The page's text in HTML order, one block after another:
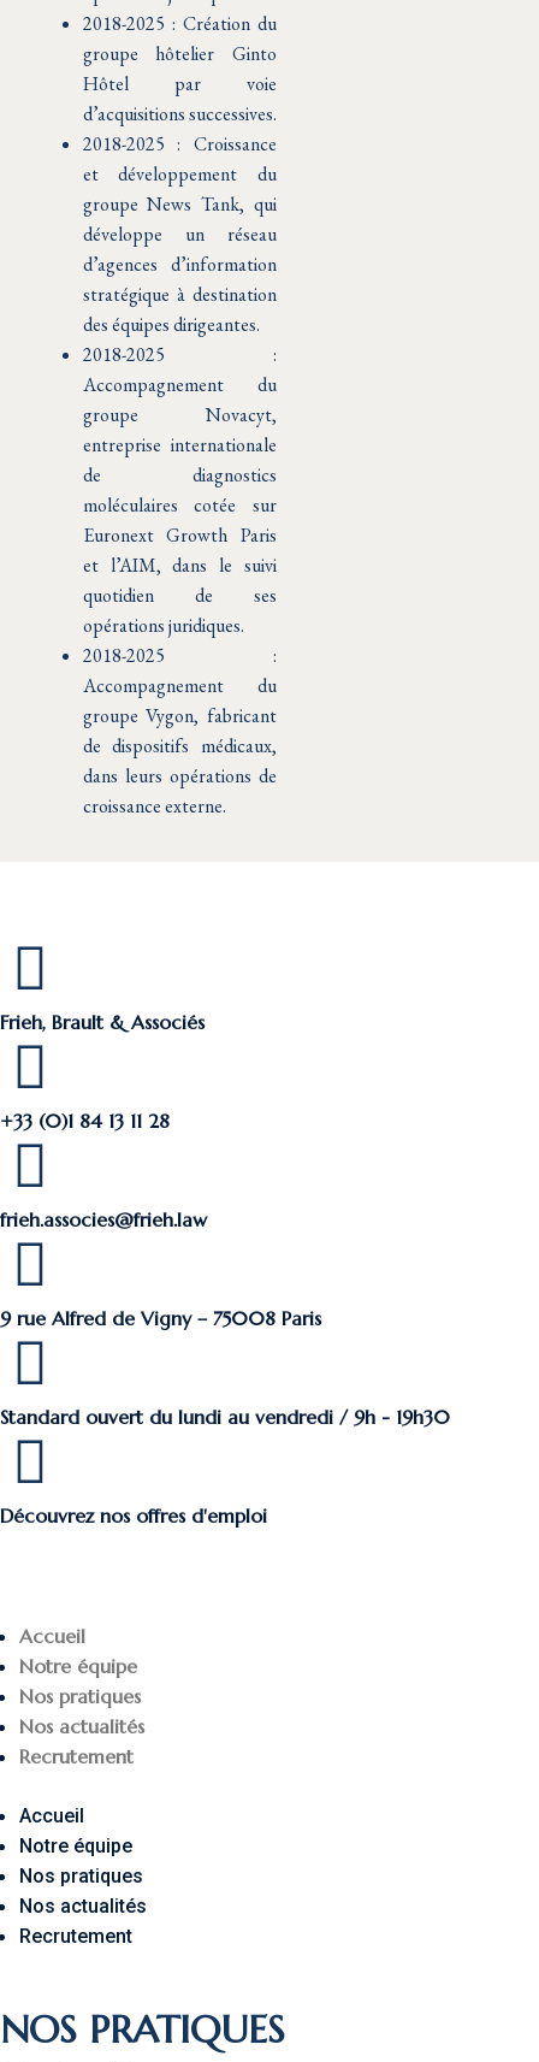
2018-2025 : Création du
groupe hôtelier Ginto
Hôtel par voie
d’acquisitions successives.
2018-2025 : Croissance
et développement du
groupe News Tank, qui
développe un réseau
d’agences d’information
stratégique à destination
des équipes dirigeantes.
2018-2025 :
Accompagnement du
groupe Novacyt,
entreprise internationale
de diagnostics
moléculaires cotée sur
Euronext Growth Paris
et l’AIM, dans le suivi
quotidien de ses
opérations juridiques.
2018-2025 :
Accompagnement du
groupe Vygon, fabricant
de dispositifs médicaux,
dans leurs opérations de
croissance externe.
Frieh, Brault & Associés
+33 (0)1 84 13 11 28
frieh.associes@frieh.law
9 rue Alfred de Vigny – 75008 Paris
Standard ouvert du lundi au vendredi / 9h - 19h30
Découvrez nos offres d'emploi
Accueil
Notre équipe
Nos pratiques
Nos actualités
Recrutement
Accueil
Notre équipe
Nos pratiques
Nos actualités
Recrutement
NOS PRATIQUES